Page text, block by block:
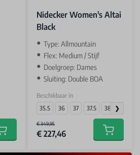
Add to cart
Nidecker Women's Altai
Black
Type: Allmountain
Flex: Medium / Stijf
Doelgroep: Dames
Sluiting: Double BOA
Beschikbaar in
35.5
36 37 37.5 38 40
€ 349,95
€ 227,46 Add to